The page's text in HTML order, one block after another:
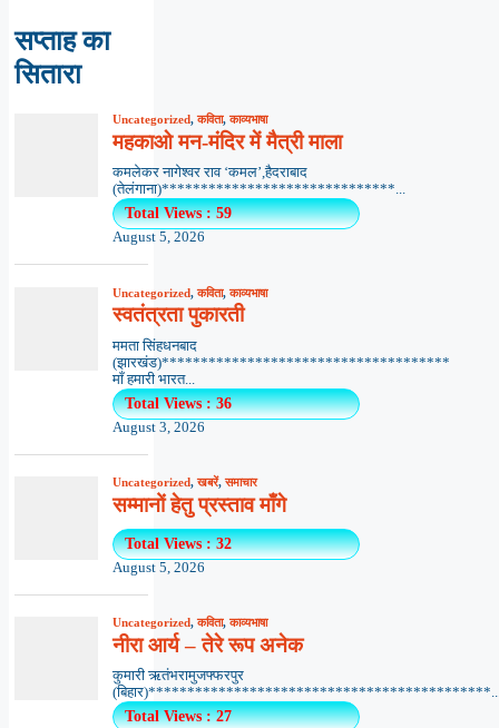
सप्ताह का
सितारा
Uncategorized,कविता,काव्यभाषा
महकाओ मन-मंदिर में मैत्री माला
कमलेकर नागेश्वर राव ‘कमल’,हैदराबाद
(तेलंगाना)******************************...
Total Views : 59
August 5, 2026
Uncategorized,कविता,काव्यभाषा
स्वतंत्रता पुकारती
ममता सिंहधनबाद
(झारखंड)*************************************
माँ हमारी भारत...
Total Views : 36
August 3, 2026
Uncategorized,खबरें,समाचार
सम्मानों हेतु प्रस्ताव माँगे
Total Views : 32
August 5, 2026
Uncategorized,कविता,काव्यभाषा
नीरा आर्य – तेरे रूप अनेक
कुमारी ऋतंभरामुजफ्फरपुर
Total Views : 27